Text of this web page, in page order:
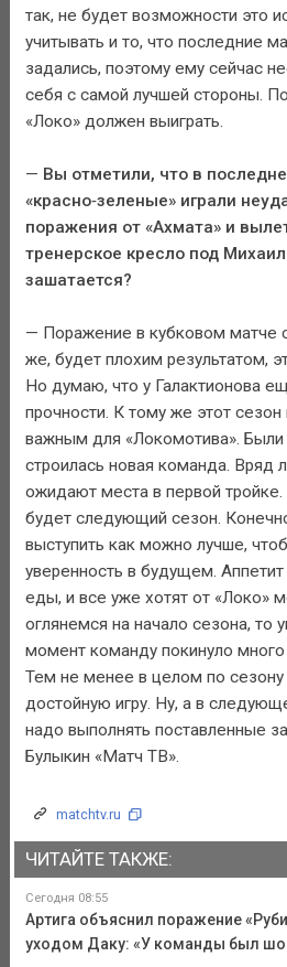
так, не будет возможности это
учитывать и то, что последние
задались, поэтому ему сейчас
себя с самой лучшей стороны.
«Локо» должен выиграть.
— Вы отметили, что в
«красно‑зеленые» играли
поражения от «Ахмата» и
тренерское кресло под
зашатается?
— Поражение в кубковом матче
же, будет плохим результатом,
Но думаю, что у Галактионова
прочности. К тому же этот
важным для «Локомотива».
строилась новая команда. Вряд
ожидают места в первой
будет следующий сезон.
выступить как можно лучше,
уверенность в будущем.
еды, и все уже хотят от «Локо»
оглянемся на начало сезона, то
момент команду покинуло
Тем не менее в целом по сезону
достойную игру. Ну, а в
надо выполнять поставленные
Булыкин «Матч ТВ».
matchtv.ru
ЧИТАЙТЕ ТАКЖЕ:
Сегодня 08:55
Артига объяснил поражение
уходом Даку: «У команды был